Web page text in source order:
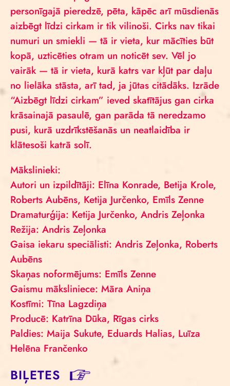
personīgajā pieredzē, pēta, kāpēc arī mūsdienās
aizbēgt līdzi cirkam ir tik vilinoši. Cirks nav tikai
numuri un smiekli — tā ir vieta, kur mācīties būt
kopā, uzticēties otram un noticēt sev. Vēl jo
vairāk — tā ir vieta, kurā katrs var kļūt par daļu
no lielāka stāsta, arī tad, ja jūtas citādāks. Izrāde
“Aizbēgt līdzi cirkam” ieved skatītājus gan cirka
krāsainajā pasaulē, gan parāda tā neredzamo
pusi, kurā uzdrīkstēšanās un neatlaidība ir
klātesoši katrā solī.
Mākslinieki:
Autori un izpildītāji: Elīna Konrade, Betija Krole,
Roberts Aubēns, Ketija Jurčenko, Emīls Zenne
Dramaturģija: Ketija Jurčenko, Andris Zeļonka
Režija: Andris Zeļonka
Gaisa iekaru speciālisti: Andris Zeļonka, Roberts
Aubēns
Skaņas noformējums: Emīls Zenne
Gaismu māksliniece: Māra Aniņa
Kostīmi: Tīna Lagzdiņa
Producē: Katrīna Dūka, Rīgas cirks
Paldies: Maija Sukute, Eduards Halias, Luīza
Helēna Frančenko
BIĻETES